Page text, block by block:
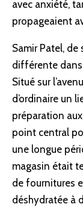
avec anxiété,
propageaient
Samir Patel,
différente dans
Situé sur
d’ordinaire un
préparation
point central
une longue
magasin était
de fournitures
déshydratée à